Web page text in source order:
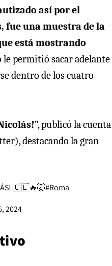
así por el
fue una muestra de la
está mostrando
permitió sacar adelante
dentro de los cuatro
”, publicó la cuenta
destacando la gran
🇨🇱🔥🤯#Roma
2024